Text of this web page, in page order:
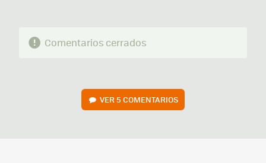
Comentarios cerrados
VER5 COMENTARIOS